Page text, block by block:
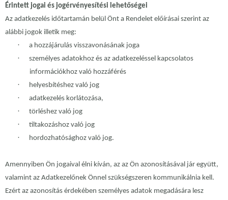
Érintett jogai és jogérvényesítési lehetőségei
Az adatkezelés időtartamán belül Önt a Rendelet előírásai szerint az
alábbi jogok illetik meg:
· a hozzájárulás visszavonásának joga
·
személyes adatokhoz és az adatkezeléssel kapcsolatos
információkhoz való hozzáférés
· helyesbítéshez való jog
· adatkezelés korlátozása,
· törléshez való jog
· tiltakozáshoz való jog
· hordozhatósághoz való jog.
Amennyiben Ön jogaival élni kíván, az az Ön azonosításával jár együtt,
valamint az Adatkezelőnek Önnel szükségszeren kommunikálnia kell.
Ezért az azonosítás érdekében személyes adatok megadására lesz